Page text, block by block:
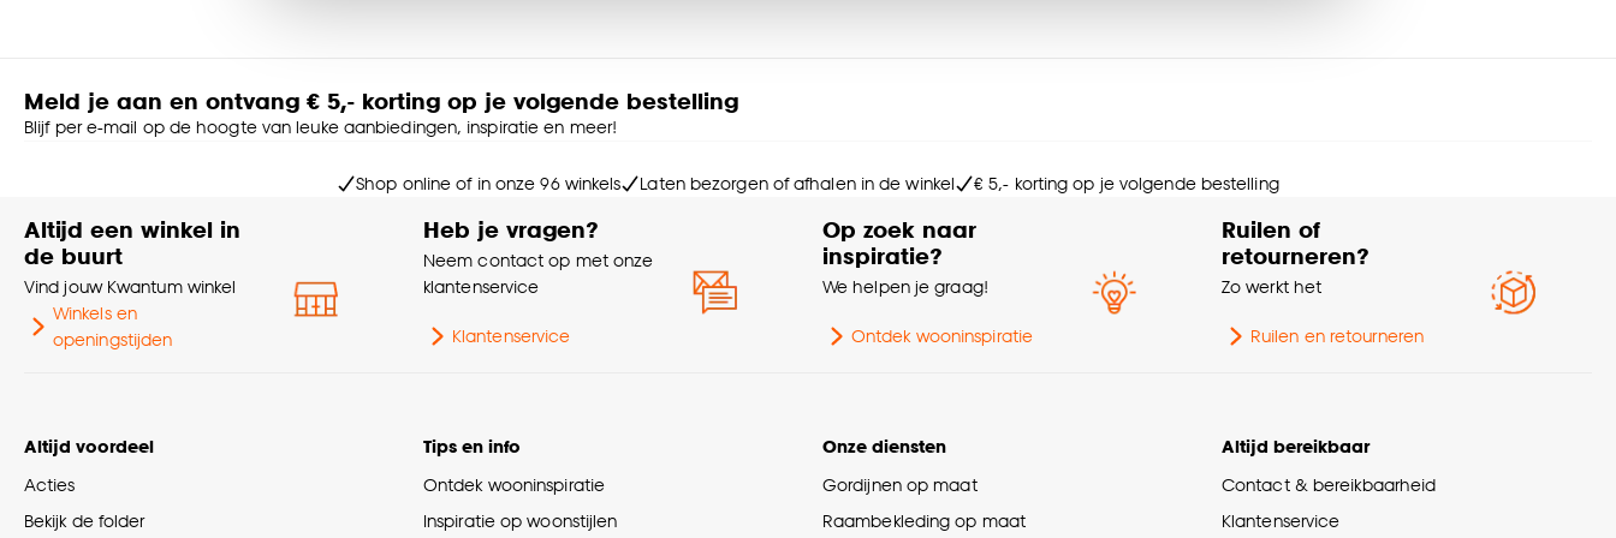
Hoogte 185 CM
115 CM
Meld je aan en ontvang € 5,- korting op je volgende bestelling
Blijf per e-mail op de hoogte van leuke aanbiedingen, inspiratie en meer!
Shop online of in onze 96 winkels Laten bezorgen of afhalen in de winkel € 5,- korting op je volgende bestelling
Altijd een winkel in
de buurt
Vind jouw Kwantum winkel
Winkels en
openingstijden
Heb je vragen?
Neem contact op met onze
klantenservice
Klantenservice
Op zoek naar
inspiratie?
We helpen je graag!
Ontdek wooninspiratie
Ruilen of
retourneren?
Zo werkt het
Ruilen en retourneren
Altijd voordeel
Acties
Bekijk de folder
Tips en info
Ontdek wooninspiratie
Inspiratie op woonstijlen
Onze diensten
Gordijnen op maat
Raambekleding op maat
Altijd bereikbaar
Contact & bereikbaarheid
Klantenservice